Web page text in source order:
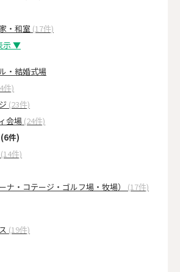
・和室 (17件)
示 ▼
・結婚式場
件)
(23件)
会場 (24件)
(6件)
(14件)
ナ・コテージ・ゴルフ場・牧場） (17件)
(19件)